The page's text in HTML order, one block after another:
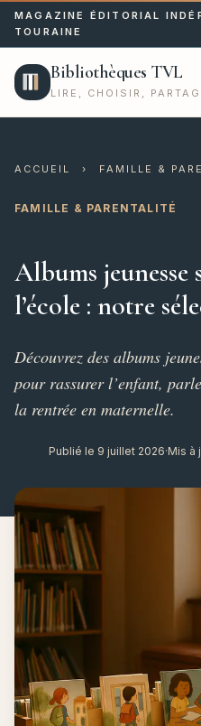
MAGAZINE ÉDITORIAL
TOURAINE
Bibliothèques TVL
LIRE, CHOISIR,
ACCUEIL › FAMILLE &
FAMILLE & PARENTALITÉ
Albums jeunesse
l’école : notre
Découvrez des albums
pour rassurer l’enfant,
la rentrée en maternelle.
Publié le 9 juillet 2026·Mis à